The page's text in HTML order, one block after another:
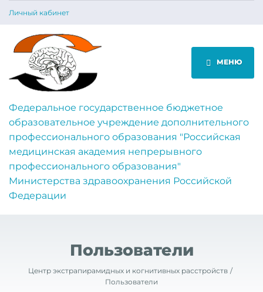
Личный кабинет
МЕНЮ
Федеральное государственное бюджетное
образовательное учреждение дополнительного
профессионального образования "Российская
медицинская академия непрерывного
профессионального образования"
Министерства здравоохранения Российской
Федерации
Пользователи
Центр экстрапирамидных и когнитивных расстройств
Пользователи